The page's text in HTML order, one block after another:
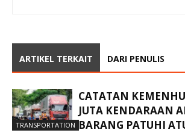
ARTIKEL TERKAIT DARI PENULIS
TRANSPORTATION
CATATAN
JUTA KENDARAAN
BARANG PATUHI